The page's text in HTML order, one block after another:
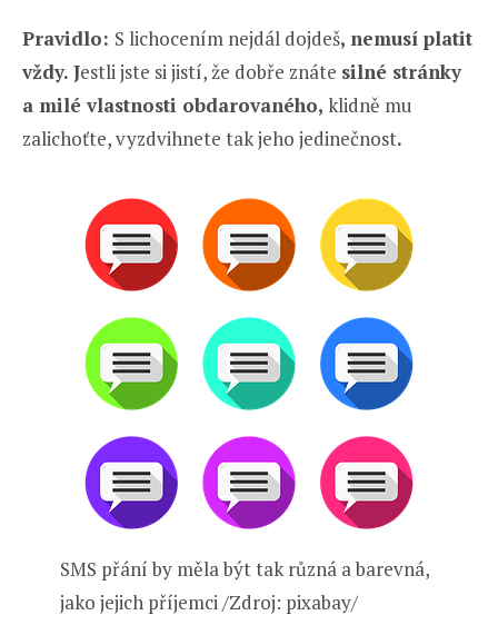
Pravidlo: S lichocením nejdál dojdeš, nemusí platit
vždy. Jestli jste si jistí, že dobře znáte silné stránky
a milé vlastnosti obdarovaného, klidně mu
zalichoťte, vyzdvihnete tak jeho jedinečnost.
SMS přání by měla být tak různá a barevná,
jako jejich příjemci /Zdroj: pixabay/